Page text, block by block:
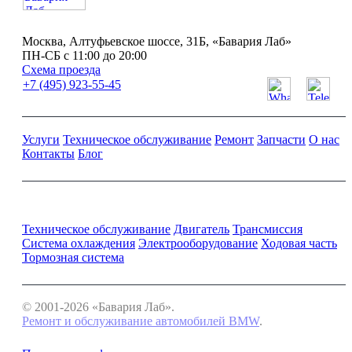
Москва, Алтуфьевское шоссе, 31Б, «Бавария Лаб»
ПН-СБ с 11:00 до 20:00
Схема проезда
+7 (495) 923-55-45
Услуги Техническое обслуживание Ремонт Запчасти О нас
Контакты Блог
Техническое обслуживание Двигатель Трансмиссия
Система охлаждения Электрооборудование Ходовая часть
Тормозная система
© 2001-2026 «Бавария Лаб».
Ремонт и обслуживание автомобилей BMW.